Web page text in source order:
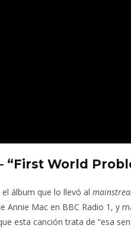
“First World
álbum que lo llevó al
Mac en BBC Radio 1, y
esta canción trata de “esa